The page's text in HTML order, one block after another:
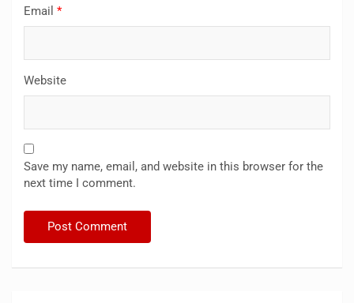
Email *
Website
Save my name, email, and website in this browser for the
next time I comment.